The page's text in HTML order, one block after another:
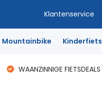
Klantenservice
Mountainbike Kinderfiets
WAANZINNIGE FIETSDEALS